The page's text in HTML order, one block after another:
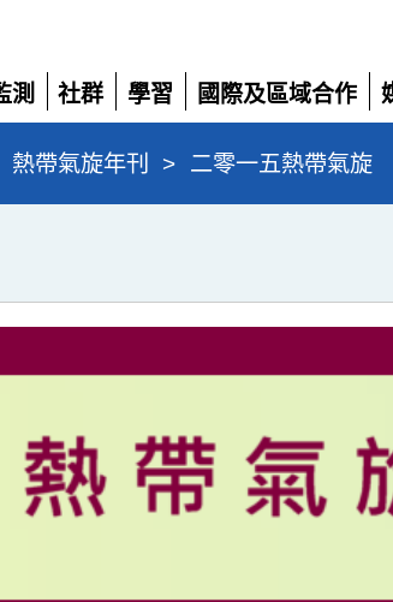
測
社群
展
開
學習
展
開
國際及區域合作
展
開
熱帶氣旋年刊 > 二零一五熱帶氣旋